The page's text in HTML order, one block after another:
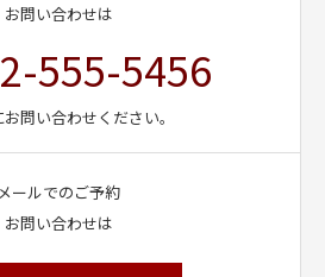
お問い合わせは
555-5456
問い合わせください。
メールでのご予約
お問い合わせは